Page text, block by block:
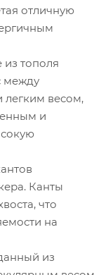
отличную
тополя
между
легким весом,
и
Канты
что
на
из